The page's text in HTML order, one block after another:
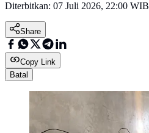
Diterbitkan: 07 Juli 2026, 22:00 WIB
Share
Copy Link
Batal